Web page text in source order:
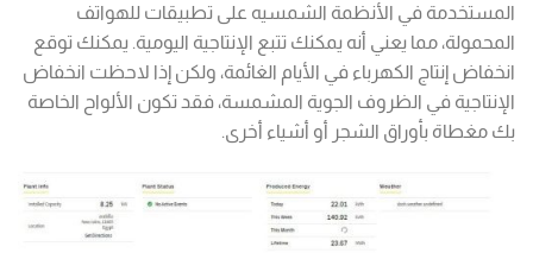
المستخدمة في الأنظمة الشمسيه على تطبيقات للهواتف
المحمولة، مما يعني أنه يمكنك تتبع الإنتاجية اليومية. يمكنك توقع
انخفاض إنتاج الكهرباء في الأيام الغائمة، ولكن إذا لاحظت انخفاض
الإنتاجية في الظروف الجوية المشمسة، فقد تكون الألواح الخاصة
بك مغطاة بأوراق الشجر أو أشياء أخرى.